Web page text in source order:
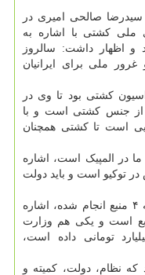
صالحی امیری در
ملی کشتی با اشاره به
و اظهار داشت: سالروز
ملی برای ایرانیان
کشتی بود تا وی در
از جنس کشتی است و با
است تا کشتی همچنان
در المپیک است، اشاره
توکیو است و باید دولت
وی با اعلان اینکه کمک به کشتی بوسیله ۴ منبع انجام شده، اشاره
است و یکی هم وزارت
هم تعهد ۳۰ میلیارد تومانی داده است،
که نظام، دولت، کمیته و